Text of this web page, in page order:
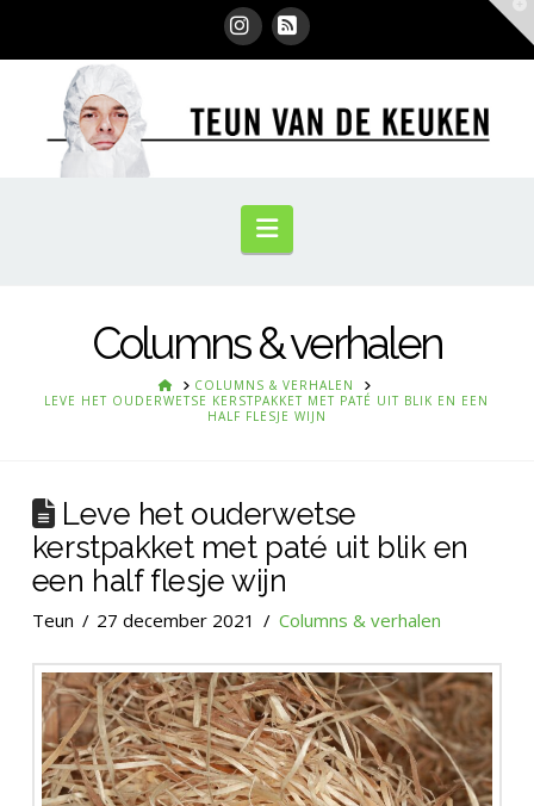
Instagram
RSS
Navigation
Columns & verhalen
HOMECOLUMNS & VERHALEN
LEVE HET OUDERWETSE KERSTPAKKET MET PATÉ UIT BLIK EN EEN
HALF FLESJE WIJN
Leve het ouderwetse
kerstpakket met paté uit blik en
een half flesje wijn
Teun 27 december 2021 Columns & verhalen